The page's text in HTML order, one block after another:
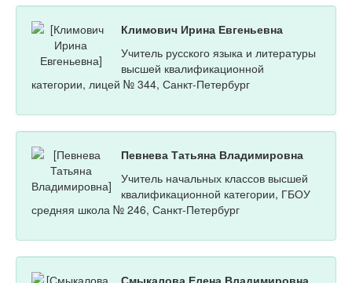
Климович Ирина Евгеньевна
Учитель русского языка и литературы
высшей квалификационной
категории, лицей № 344, Санкт-Петербург
Певнева Татьяна Владимировна
Учитель начальных классов высшей
квалификационной категории, ГБОУ
средняя школа № 246, Санкт-Петербург
Смыкалова Елена Владимировна